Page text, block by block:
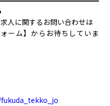
人に関するお問い合わせは
ーム】からお待ちしていま